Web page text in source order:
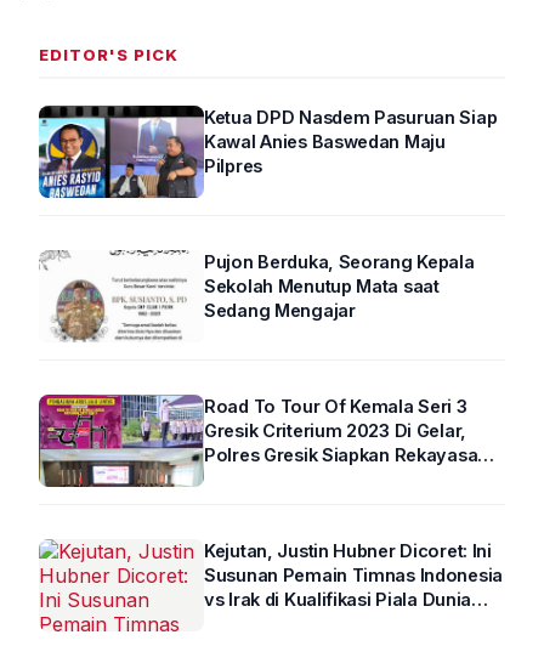
EDITOR'S PICK
Ketua DPD Nasdem Pasuruan Siap
Kawal Anies Baswedan Maju
Pilpres
Pujon Berduka, Seorang Kepala
Sekolah Menutup Mata saat
Sedang Mengajar
Road To Tour Of Kemala Seri 3
Gresik Criterium 2023 Di Gelar,
Polres Gresik Siapkan Rekayasa
Kejutan, Justin Hubner Dicoret: Ini
Susunan Pemain Timnas Indonesia
vs Irak di Kualifikasi Piala Dunia